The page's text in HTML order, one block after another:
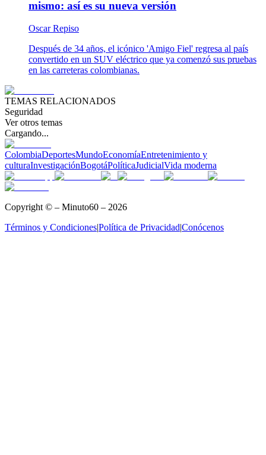
mismo: así es su nueva versión
Oscar Repiso
Después de 34 años, el icónico 'Amigo Fiel' regresa al país
convertido en un SUV eléctrico que ya comenzó sus pruebas
en las carreteras colombianas.
TEMAS RELACIONADOS
Seguridad
Ver otros temas
Cargando...
ColombiaDeportesMundoEconomíaEntretenimiento y
culturaInvestigaciónBogotáPolíticaJudicialVida moderna
Copyright © – Minuto60 – 2026
Términos y Condiciones|Política de Privacidad|Conócenos